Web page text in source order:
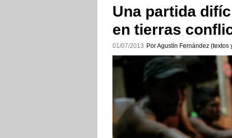
Una partida
en tierras
01/07/2013 Por Agustín Fernández (textos